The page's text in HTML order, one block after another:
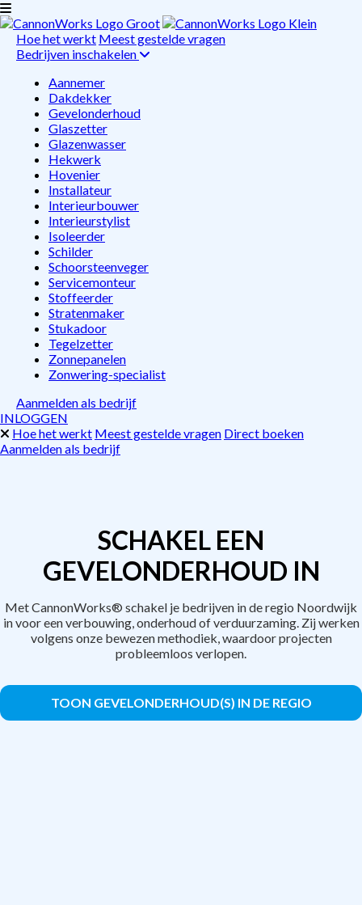
Hoe het werkt Meest gestelde vragen
Bedrijven inschakelen
Aannemer
Dakdekker
Gevelonderhoud
Glaszetter
Glazenwasser
Hekwerk
Hovenier
Installateur
Interieurbouwer
Interieurstylist
Isoleerder
Schilder
Schoorsteenveger
Servicemonteur
Stoffeerder
Stratenmaker
Stukadoor
Tegelzetter
Zonnepanelen
Zonwering-specialist
Aanmelden als bedrijf
INLOGGEN
Hoe het werkt Meest gestelde vragen Direct boeken
Aanmelden als bedrijf
SCHAKEL EEN
GEVELONDERHOUD IN
Met CannonWorks® schakel je bedrijven in de regio Noordwijk
in voor een verbouwing, onderhoud of verduurzaming. Zij werken
volgens onze bewezen methodiek, waardoor projecten
probleemloos verlopen.
TOON GEVELONDERHOUD(S) IN DE REGIO